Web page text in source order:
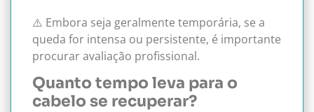
⚠️ Embora seja geralmente temporária, se a
queda for intensa ou persistente, é importante
procurar avaliação profissional.
Quanto tempo leva para o
cabelo se recuperar?